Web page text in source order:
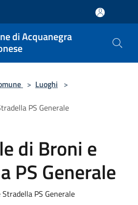
di Acquanegra
> Luoghi >
PS Generale
di Broni e
PS Generale
PS Generale